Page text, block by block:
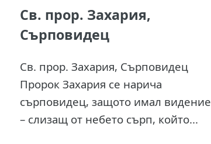
Св. прор. Захария,
Сърповидец
Св. прор. Захария, Сърповидец
Пророк Захария се нарича
сърповидец, защото имал видение
– слизащ от небето сърп, който...